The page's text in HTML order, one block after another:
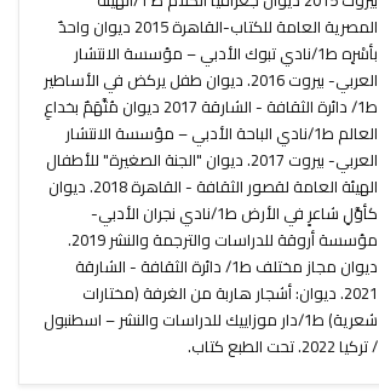
المصرية العامة للكتاب-القاهرة 2015 ديوان واحدٌ
بأسْرِه ط1/نادي تبوك الأدبي – مؤسسة الانتشار
العربي- بيروت 2016. ديوان طفل يركض في الأساطير
ط1/ دائرة الثقافة - الشارقة 2017 ديوان مُتَّهَمٌ بخداعِ
العالم ط1/نادي الباحة الأدبي – مؤسسة الانتشار
العربي- بيروت 2017. ديوان "الجنة الصغيرة" للأطفال
الهيئة العامة لقصور الثقافة - القاهرة 2018. ديوان
كأوَّلِ شاعرٍ في الأرض ط1/نادي نجران الأدبي-
مؤسسة أروقة للدراسات والترجمة والنشر 2019.
ديوان مجاز مختلف ط1/ دائرة الثقافة - الشارقة
2021. ديوان: أشجار هاربة من الغرفة (مختارات
شعرية) ط1/دار موزاييك للدراسات والنشر – اسطنبول
/ تركيا 2022. تحت الطبع كتاب.